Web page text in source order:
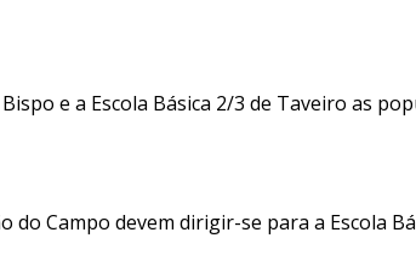
e a Escola Básica 2/3 de Taveiro as
do Campo devem dirigir-se para a Escola